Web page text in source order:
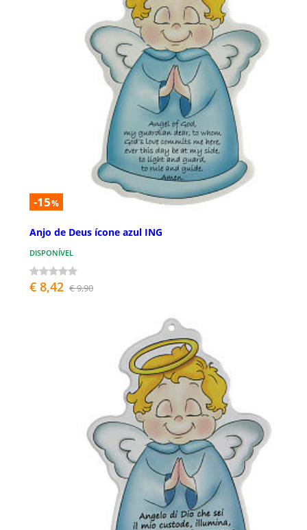
-15%
Anjo de Deus ícone azul ING
DISPONÍVEL
€ 8,42 € 9,90